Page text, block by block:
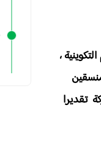
،
تقديرا